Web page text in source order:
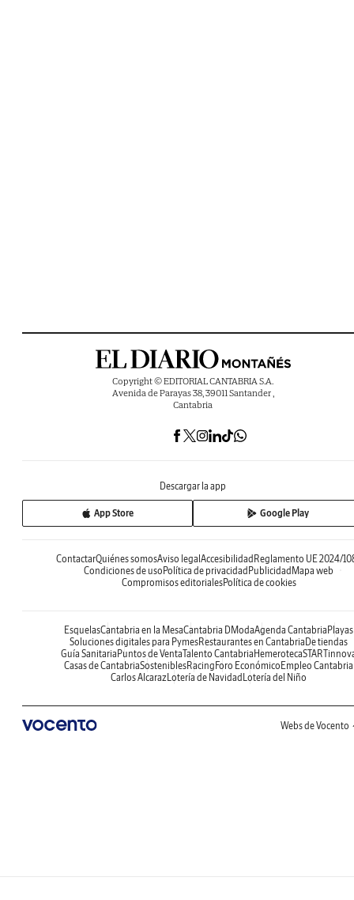
Copyright © EDITORIAL CANTABRIA S.A.
Avenida de Parayas 38, 39011 Santander ,
Cantabria
Descargar la app
App Store Google Play
ContactarQuiénes somosAviso legalAccesibilidadReglamento UE 2024/
Condiciones de usoPolítica de privacidadPublicidadMapa web
Compromisos editorialesPolítica de cookies
EsquelasCantabria en la MesaCantabria DModaAgenda CantabriaPlayas
Soluciones digitales para PymesRestaurantes en CantabriaDe tiendas
Guía SanitariaPuntos de VentaTalento CantabriaHemeroteca
Casas de CantabriaSosteniblesRacingForo EconómicoEmpleo Cantabria
Carlos AlcarazLotería de NavidadLotería del Niño
Webs de Vocento